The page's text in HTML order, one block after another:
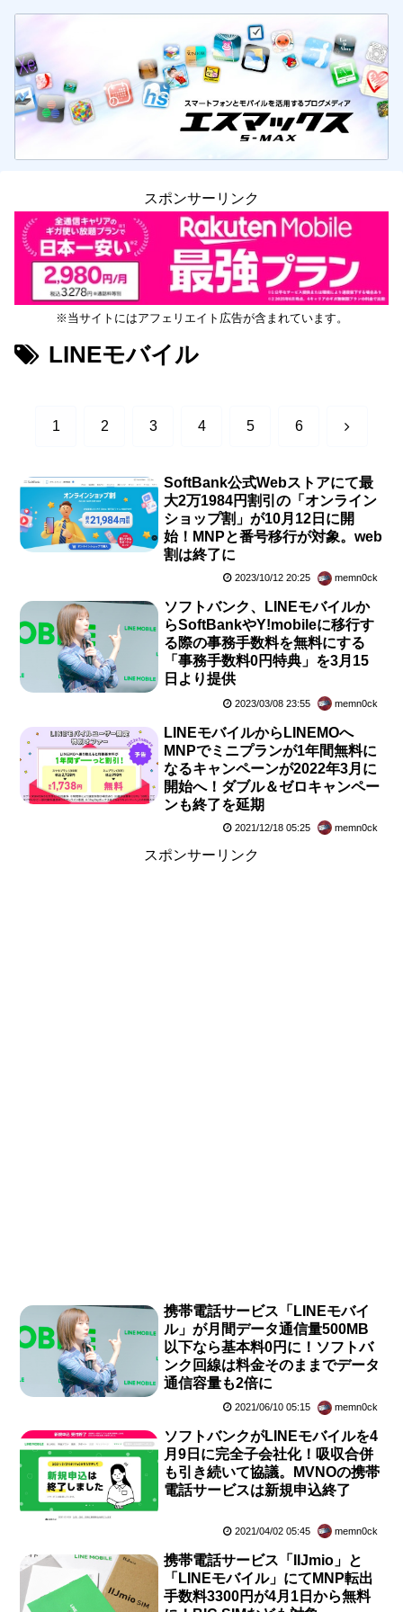
スポンサーリンク
※当サイトにはアフェリエイト広告が含まれています。
LINEモバイル
1 2 3 4 5 6 次
SoftBank公式Webストアにて最
大2万1984円割引の「オンライン
ショップ割」が10月12日に開
始！MNPと番号移行が対象。web
割は終了に
2023/10/12 20:25 memn0ck
ソフトバンク、LINEモバイルか
らSoftBankやY!mobileに移行す
る際の事務手数料を無料にする
「事務手数料0円特典」を3月15
日より提供
2023/03/08 23:55 memn0ck
LINEモバイルからLINEMOへ
MNPでミニプランが1年間無料に
なるキャンペーンが2022年3月に
開始へ！ダブル＆ゼロキャンペー
ンも終了を延期
2021/12/18 05:25 memn0ck
スポンサーリンク
携帯電話サービス「LINEモバイ
ル」が月間データ通信量500MB
以下なら基本料0円に！ソフトバ
ンク回線は料金そのままでデータ
通信容量も2倍に
2021/06/10 05:15 memn0ck
ソフトバンクがLINEモバイルを4
月9日に完全子会社化！吸収合併
も引き続いて協議。MVNOの携帯
電話サービスは新規申込終了
2021/04/02 05:45 memn0ck
携帯電話サービス「IIJmio」と
「LINEモバイル」にてMNP転出
手数料3300円が4月1日から無料